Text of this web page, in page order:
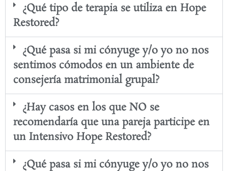
¿Qué tipo de terapia se utiliza en Hope
Restored?
¿Qué pasa si mi cónyuge y/o yo no nos
sentimos cómodos en un ambiente de
consejería matrimonial grupal?
¿Hay casos en los que NO se
recomendaría que una pareja participe en
un Intensivo Hope Restored?
¿Qué pasa si mi cónyuge y/o yo no nos